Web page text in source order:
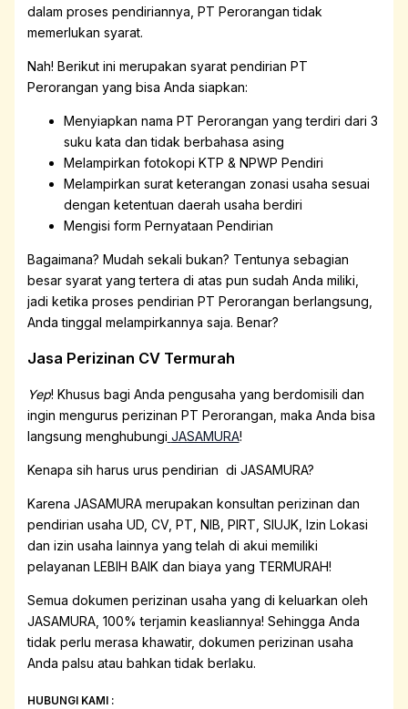
dalam proses pendiriannya, PT Perorangan tidak
memerlukan syarat.
Nah! Berikut ini merupakan syarat pendirian PT
Perorangan yang bisa Anda siapkan:
Menyiapkan nama PT Perorangan yang terdiri dari 3
suku kata dan tidak berbahasa asing
Melampirkan fotokopi KTP & NPWP Pendiri
Melampirkan surat keterangan zonasi usaha sesuai
dengan ketentuan daerah usaha berdiri
Mengisi form Pernyataan Pendirian
Bagaimana? Mudah sekali bukan? Tentunya sebagian
besar syarat yang tertera di atas pun sudah Anda miliki,
jadi ketika proses pendirian PT Perorangan berlangsung,
Anda tinggal melampirkannya saja. Benar?
Jasa Perizinan CV Termurah
Yep! Khusus bagi Anda pengusaha yang berdomisili dan
ingin mengurus perizinan PT Perorangan, maka Anda bisa
langsung menghubungi JASAMURA!
Kenapa sih harus urus pendirian di JASAMURA?
Karena JASAMURA merupakan konsultan perizinan dan
pendirian usaha UD, CV, PT, NIB, PIRT, SIUJK, Izin Lokasi
dan izin usaha lainnya yang telah di akui memiliki
pelayanan LEBIH BAIK dan biaya yang TERMURAH!
Semua dokumen perizinan usaha yang di keluarkan oleh
JASAMURA, 100% terjamin keasliannya! Sehingga Anda
tidak perlu merasa khawatir, dokumen perizinan usaha
Anda palsu atau bahkan tidak berlaku.
HUBUNGI KAMI :